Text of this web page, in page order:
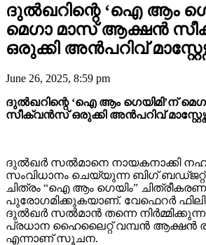
ദുൽഖറിന്റെ ‘ഐ ആം
മെഗാ മാസ് ആക്ഷൻ
ഒരുക്കി അൻപറിവ്
June 26, 2025, 8:59 pm
ദുൽഖറിന്റെ ‘ഐ ആം ഗെയിമി’ന്
സീക്വൻസ് ഒരുക്കി അൻപറിവ്
ദുൽഖർ സൽമാനെ നായകനാക്കി
സംവിധാനം ചെയ്യുന്ന ബിഗ്
ചിത്രം “ഐ ആം ഗെയിം”
പുരോഗമിക്കുകയാണ്. വേഫെറർ
ദുൽഖർ സൽമാൻ തന്നെ
പ്രധാന ഹൈലൈറ്റ് വമ്പൻ ആക്ഷൻ
എന്നാണ് സൂചന.